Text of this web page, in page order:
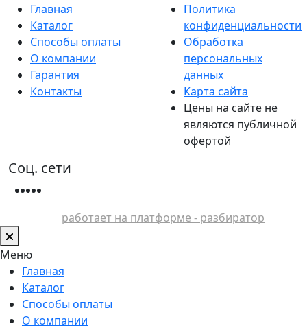
Главная
Каталог
Способы оплаты
О компании
Гарантия
Контакты
Политика
конфиденциальности
Обработка
персональных
данных
Карта сайта
Цены на сайте не
являются публичной
офертой
Соц. сети
работает на платформе - разбиратор
Меню
Главная
Каталог
Способы оплаты
О компании